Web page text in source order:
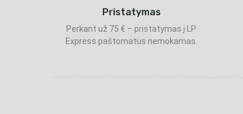
Pristatymas
Perkant už 75 € – pristatymas į LP
Express paštomatus nemokamas.